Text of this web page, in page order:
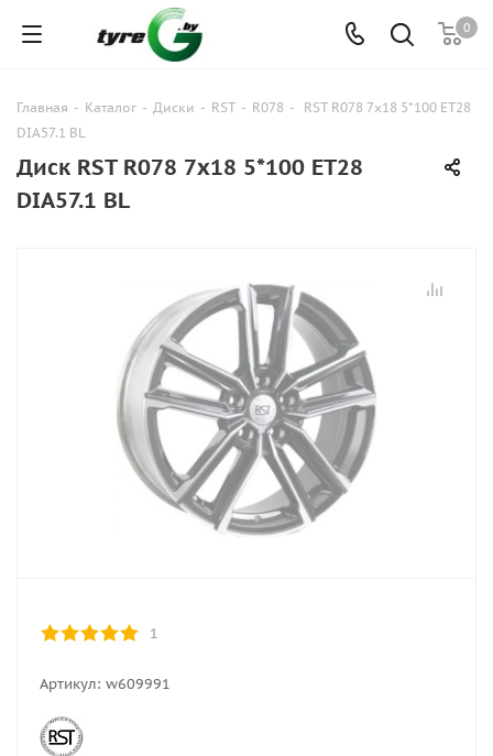
0
Главная - Каталог - Диски - RST - R078 -
RST R078 7x18 5*100 ET28
DIA57.1 BL
Диск RST R078 7x18 5*100 ET28
DIA57.1 BL
1
Артикул: w609991